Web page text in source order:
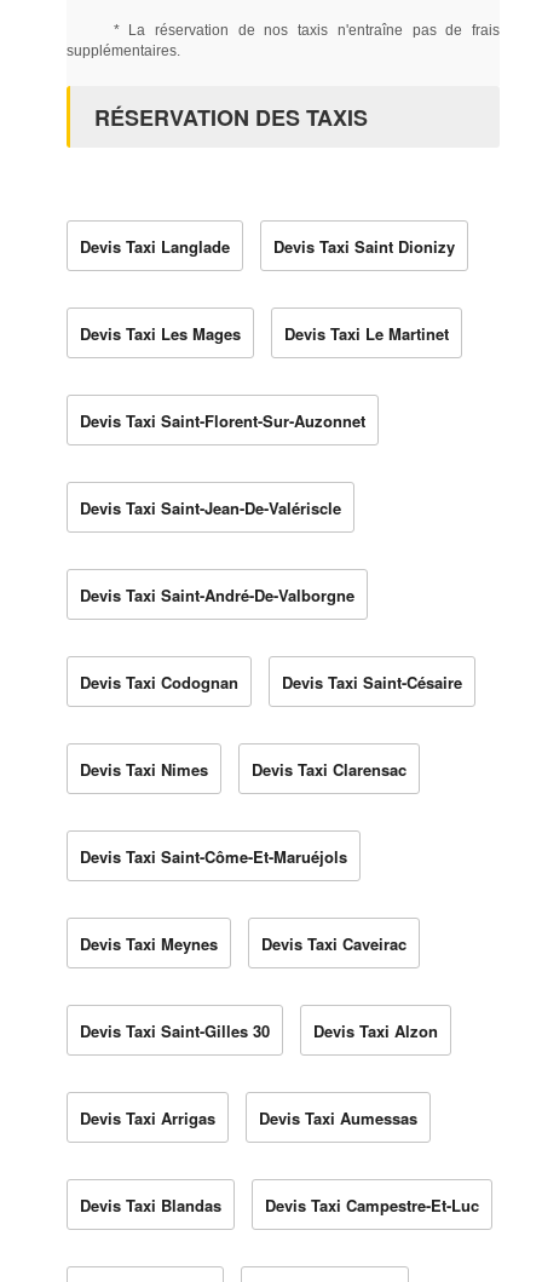
* La réservation de nos taxis n'entraîne pas de frais
supplémentaires.
RÉSERVATION DES TAXIS
Devis Taxi Langlade Devis Taxi Saint Dionizy
Devis Taxi Les Mages Devis Taxi Le Martinet
Devis Taxi Saint-Florent-Sur-Auzonnet
Devis Taxi Saint-Jean-De-Valériscle
Devis Taxi Saint-André-De-Valborgne
Devis Taxi Codognan Devis Taxi Saint-Césaire
Devis Taxi Nimes Devis Taxi Clarensac
Devis Taxi Saint-Côme-Et-Maruéjols
Devis Taxi Meynes Devis Taxi Caveirac
Devis Taxi Saint-Gilles 30 Devis Taxi Alzon
Devis Taxi Arrigas Devis Taxi Aumessas
Devis Taxi Blandas Devis Taxi Campestre-Et-Luc